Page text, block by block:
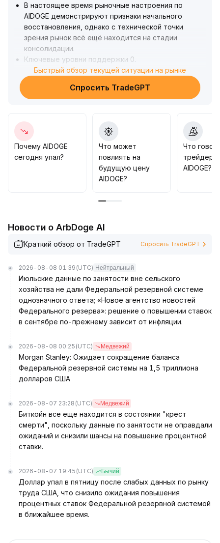
В настоящее время рыночные настроения по
AIDOGE демонстрируют признаки начального
восстановления, однако с технической точки
зрения рынок всё ещё находится на стадии
консолидации.
Ключевые уровни поддержки 0
00000018 и сопротивления 0.
00000026 пока не были уверенно прорваны
Рекомендуется использовать краткосрочные
установкой стоп-лосса ниже поддержки; при
пробое сопротивления на увеличенных объёмах
можно увеличивать позицию по тренду, в
противном случае необходимо своевременно
фиксировать убытки для минимизации риска отката.
В целом стоит сохранять нейтральную с
синхронизации объёмов торгов и тренда
Быстрый обзор текущей ситуации на рынке
Спросить TradeGPT
Почему AIDOGE
сегодня упал?
Что может
повлиять на
будущую цену
AIDOGE?
Что
трейдеры
AIDOGE?
Новости о ArbDoge AI
Краткий обзор от TradeGPT Спросить TradeGPT
2026-08-08 01:39 (UTC) Нейтральный
Июльские данные по занятости вне сельского
хозяйства не дали Федеральной резервной системе
однозначного ответа; «Новое агентство новостей
Федерального резерва»: решение о повышении ставок
в сентябре по-прежнему зависит от инфляции.
2026-08-08 00:25 (UTC) Медвежий
Morgan Stanley: Ожидает сокращение баланса
Федеральной резервной системы на 1,5 триллиона
долларов США
2026-08-07 23:28 (UTC) Медвежий
Биткойн все еще находится в состоянии "крест
смерти", поскольку данные по занятости не оправдали
ожиданий и снизили шансы на повышение процентной
ставки.
2026-08-07 19:45 (UTC) Бычий
Доллар упал в пятницу после слабых данных по рынку
труда США, что снизило ожидания повышения
процентных ставок Федеральной резервной системой
в ближайшее время.